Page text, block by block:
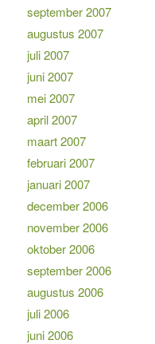
september 2007
augustus 2007
juli 2007
juni 2007
mei 2007
april 2007
maart 2007
februari 2007
januari 2007
december 2006
november 2006
oktober 2006
september 2006
augustus 2006
juli 2006
juni 2006